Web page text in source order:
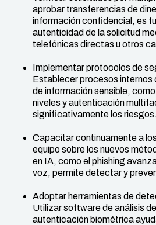
aprobar transferencias de
información confidencial, es
autenticidad de la solicitud
telefónicas directas u otros
Implementar protocolos de
Establecer procesos internos
de información sensible,
niveles y autenticación
significativamente los riesgos.
Capacitar continuamente a
equipo sobre los nuevos
en IA, como el phishing
voz, permite detectar y
Adoptar herramientas de
Utilizar software de análisis
autenticación biométrica